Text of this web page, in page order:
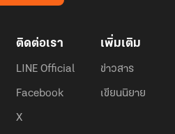
ติดต่อเรา
LINE Official
Facebook
X
เพิ่มเติม
ข่าวสาร
เขียนนิยาย